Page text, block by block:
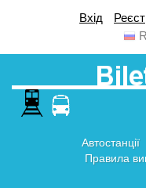
Вхід
Автостанції
Правила